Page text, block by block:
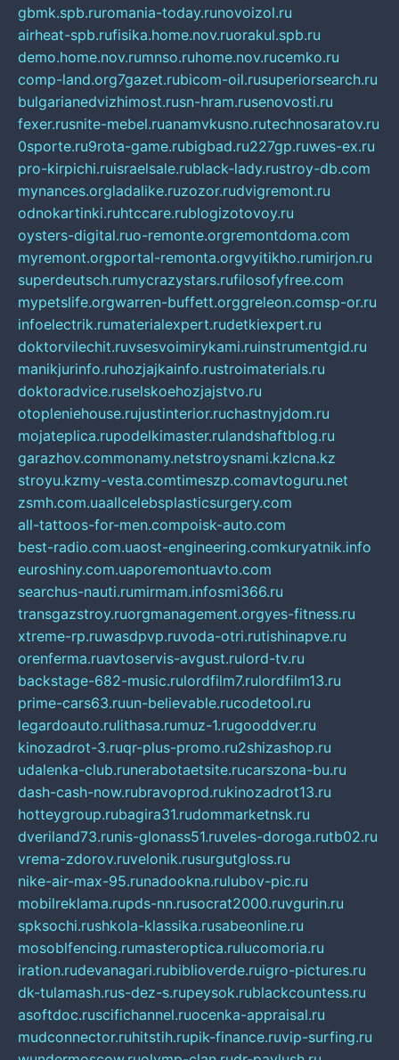
gbmk.spb.ruromania-today.runovoizol.ru
airheat-spb.rufisika.home.nov.ruorakul.spb.ru
demo.home.nov.rumnso.ruhome.nov.rucemko.ru
comp-land.org7gazet.rubicom-oil.rusuperiorsearch.ru
bulgarianedvizhimost.rusn-hram.rusenovosti.ru
fexer.rusnite-mebel.ruanamvkusno.rutechnosaratov.ru
0sporte.ru9rota-game.rubigbad.ru227gp.ruwes-ex.ru
pro-kirpichi.ruisraelsale.rublack-lady.rustroy-db.com
mynances.orgladalike.ruzozor.rudvigremont.ru
odnokartinki.ruhtccare.rublogizotovoy.ru
oysters-digital.ruo-remonte.orgremontdoma.com
myremont.orgportal-remonta.orgvyitikho.rumirjon.ru
superdeutsch.rumycrazystars.rufilosofyfree.com
mypetslife.orgwarren-buffett.orggreleon.comsp-or.ru
infoelectrik.rumaterialexpert.rudetkiexpert.ru
doktorvilechit.ruvsesvoimirykami.ruinstrumentgid.ru
manikjurinfo.ruhozjajkainfo.rustroimaterials.ru
doktoradvice.ruselskoehozjajstvo.ru
otopleniehouse.rujustinterior.ruchastnyjdom.ru
mojateplica.rupodelkimaster.rulandshaftblog.ru
garazhov.commonamy.netstroysnami.kzlcna.kz
stroyu.kzmy-vesta.comtimeszp.comavtoguru.net
zsmh.com.uaallcelebsplasticsurgery.com
all-tattoos-for-men.compoisk-auto.com
best-radio.com.uaost-engineering.comkuryatnik.info
euroshiny.com.uaporemontuavto.com
searchus-nauti.rumirmam.infosmi366.ru
transgazstroy.ruorgmanagement.orgyes-fitness.ru
xtreme-rp.ruwasdpvp.ruvoda-otri.rutishinapve.ru
orenferma.ruavtoservis-avgust.rulord-tv.ru
backstage-682-music.rulordfilm7.rulordfilm13.ru
prime-cars63.ruun-believable.rucodetool.ru
legardoauto.rulithasa.rumuz-1.rugooddver.ru
kinozadrot-3.ruqr-plus-promo.ru2shizashop.ru
udalenka-club.runerabotaetsite.rucarszona-bu.ru
dash-cash-now.rubravoprod.rukinozadrot13.ru
hotteygroup.rubagira31.rudommarketnsk.ru
dveriland73.runis-glonass51.ruveles-doroga.rutb02.ru
vrema-zdorov.ruvelonik.rusurgutgloss.ru
nike-air-max-95.runadookna.rulubov-pic.ru
mobilreklama.rupds-nn.rusocrat2000.ruvgurin.ru
spksochi.rushkola-klassika.rusabeonline.ru
mosoblfencing.rumasteroptica.rulucomoria.ru
iration.rudevanagari.rubiblioverde.ruigro-pictures.ru
dk-tulamash.rus-dez-s.rupeysok.rublackcountess.ru
asoftdoc.ruscifichannel.ruocenka-appraisal.ru
mudconnector.ruhitstih.rupik-finance.ruvip-surfing.ru